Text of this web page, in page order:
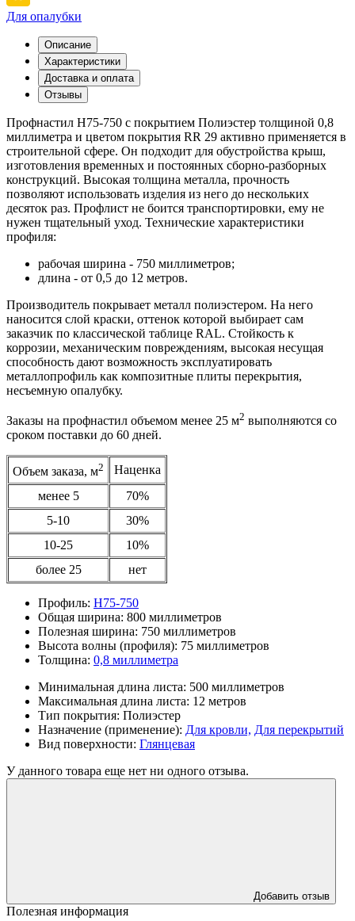
Для опалубки
Описание
Характеристики
Доставка и оплата
Отзывы
Профнастил Н75-750 с покрытием Полиэстер толщиной 0,8
миллиметра и цветом покрытия RR 29 активно применяется в
строительной сфере. Он подходит для обустройства крыш,
изготовления временных и постоянных сборно-разборных
конструкций. Высокая толщина металла, прочность
позволяют использовать изделия из него до нескольких
десяток раз. Профлист не боится транспортировки, ему не
нужен тщательный уход. Технические характеристики
профиля:
рабочая ширина - 750 миллиметров;
длина - от 0,5 до 12 метров.
Производитель покрывает металл полиэстером. На него
наносится слой краски, оттенок которой выбирает сам
заказчик по классической таблице RAL. Стойкость к
коррозии, механическим повреждениям, высокая несущая
способность дают возможность эксплуатировать
металлопрофиль как композитные плиты перекрытия,
несъемную опалубку.
Заказы на профнастил объемом менее 25 м2 выполняются со
сроком поставки до 60 дней.
Объем заказа, м2
Наценка
менее 5
70%
5-10
30%
10-25
10%
более 25
нет
Профиль: Н75-750
Общая ширина: 800 миллиметров
Полезная ширина: 750 миллиметров
Высота волны (профиля): 75 миллиметров
Толщина: 0,8 миллиметра
Минимальная длина листа: 500 миллиметров
Максимальная длина листа: 12 метров
Тип покрытия: Полиэстер
Назначение (применение): Для кровли, Для перекрытий
Вид поверхности: Глянцевая
У данного товара еще нет ни одного отзыва.
Добавить отзыв
Полезная информация